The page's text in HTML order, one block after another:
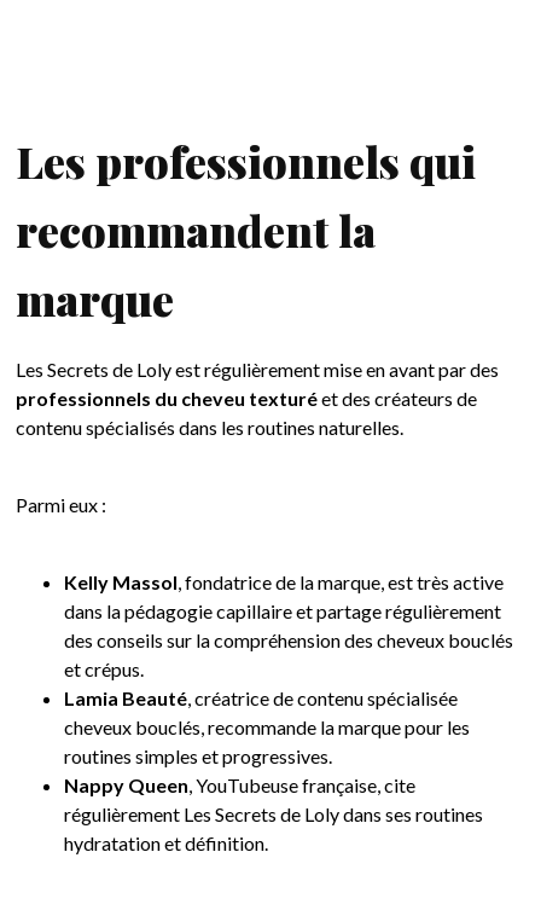
Les professionnels qui
recommandent la
marque
Les Secrets de Loly est régulièrement mise en avant par des
professionnels du cheveu texturéet des créateurs de
contenu spécialisés dans les routines naturelles.
Parmi eux :
Kelly Massol , fondatrice de la marque, est très active
dans la pédagogie capillaire et partage régulièrement
des conseils sur la compréhension des cheveux bouclés
et crépus.
Lamia Beauté , créatrice de contenu spécialisée
cheveux bouclés, recommande la marque pour les
routines simples et progressives.
Nappy Queen , YouTubeuse française, cite
régulièrement Les Secrets de Loly dans ses routines
hydratation et définition.